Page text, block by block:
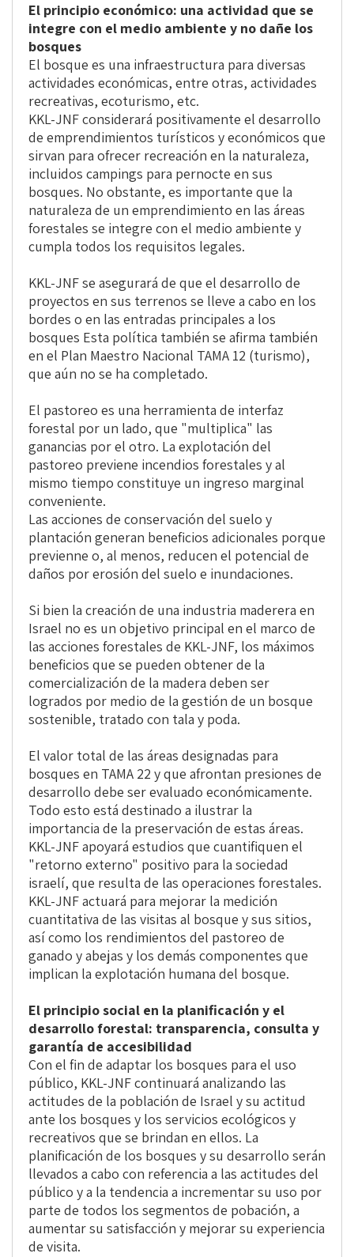
El principio económico: una actividad que se
integre con el medio ambiente y no dañe los
bosques
El bosque es una infraestructura para diversas
actividades económicas, entre otras, actividades
recreativas, ecoturismo, etc.
KKL-JNF considerará positivamente el desarrollo
de emprendimientos turísticos y económicos que
sirvan para ofrecer recreación en la naturaleza,
incluidos campings para pernocte en sus
bosques. No obstante, es importante que la
naturaleza de un emprendimiento en las áreas
forestales se integre con el medio ambiente y
cumpla todos los requisitos legales.
KKL-JNF se asegurará de que el desarrollo de
proyectos en sus terrenos se lleve a cabo en los
bordes o en las entradas principales a los
bosques Esta política también se afirma también
en el Plan Maestro Nacional TAMA 12 (turismo),
que aún no se ha completado.
El pastoreo es una herramienta de interfaz
forestal por un lado, que "multiplica" las
ganancias por el otro. La explotación del
pastoreo previene incendios forestales y al
mismo tiempo constituye un ingreso marginal
conveniente.
Las acciones de conservación del suelo y
plantación generan beneficios adicionales porque
previenne o, al menos, reducen el potencial de
daños por erosión del suelo e inundaciones.
Si bien la creación de una industria maderera en
Israel no es un objetivo principal en el marco de
las acciones forestales de KKL-JNF, los máximos
beneficios que se pueden obtener de la
comercialización de la madera deben ser
logrados por medio de la gestión de un bosque
sostenible, tratado con tala y poda.
El valor total de las áreas designadas para
bosques en TAMA 22 y que afrontan presiones de
desarrollo debe ser evaluado económicamente.
Todo esto está destinado a ilustrar la
importancia de la preservación de estas áreas.
KKL-JNF apoyará estudios que cuantifiquen el
"retorno externo" positivo para la sociedad
israelí, que resulta de las operaciones forestales.
KKL-JNF actuará para mejorar la medición
cuantitativa de las visitas al bosque y sus sitios,
así como los rendimientos del pastoreo de
ganado y abejas y los demás componentes que
implican la explotación humana del bosque.
El principio social en la planificación y el
desarrollo forestal: transparencia, consulta y
garantía de accesibilidad
Con el fin de adaptar los bosques para el uso
público, KKL-JNF continuará analizando las
actitudes de la población de Israel y su actitud
ante los bosques y los servicios ecológicos y
recreativos que se brindan en ellos. La
planificación de los bosques y su desarrollo serán
llevados a cabo con referencia a las actitudes del
público y a la tendencia a incrementar su uso por
parte de todos los segmentos de pobación, a
aumentar su satisfacción y mejorar su experiencia
de visita.